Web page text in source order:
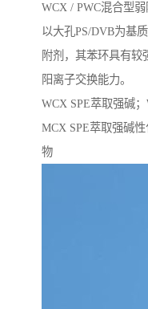
WCX / PWC混合型
以大孔PS/DVB为基
附剂，其苯环具有较
阳离子交换能力。
WCX SPE萃取强碱；
MCX SPE萃取强碱
物